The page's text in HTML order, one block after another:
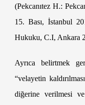
(Pekcanıtez H.:
15. Bası, İstanbul
Hukuku, C.I, Ankara
Ayrıca belirtmek
“velayetin
diğerine verilmesi